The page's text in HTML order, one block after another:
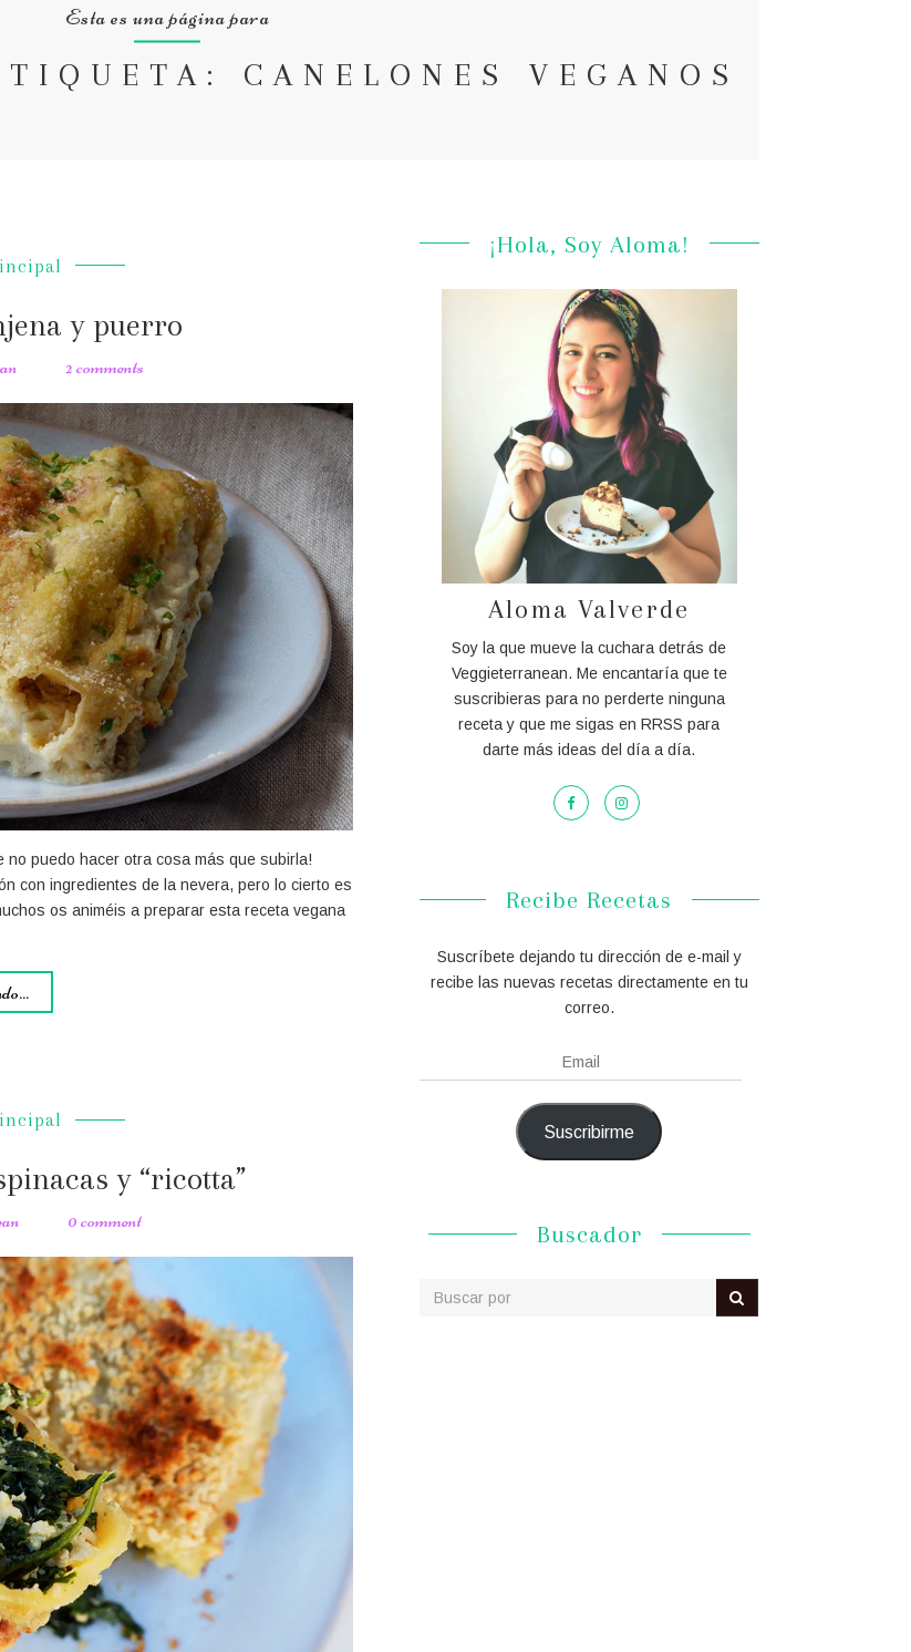
Esta es una página para
CANELONES VEGANOS
y puerro
2 comments
puedo hacer otra cosa más que subirla!
con ingredientes de la nevera, pero lo cierto es
os animéis a preparar esta receta vegana
y “ricotta”
0 comment
¡Hola, Soy Aloma!
Aloma Valverde
Soy la que mueve la cuchara detrás de
Veggieterranean. Me encantaría que te
suscribieras para no perderte ninguna
receta y que me sigas en RRSS para
darte más ideas del día a día.
Recibe Recetas
Suscríbete dejando tu dirección de e-mail y
recibe las nuevas recetas directamente en tu
correo.
Email
Suscribirme
Buscador